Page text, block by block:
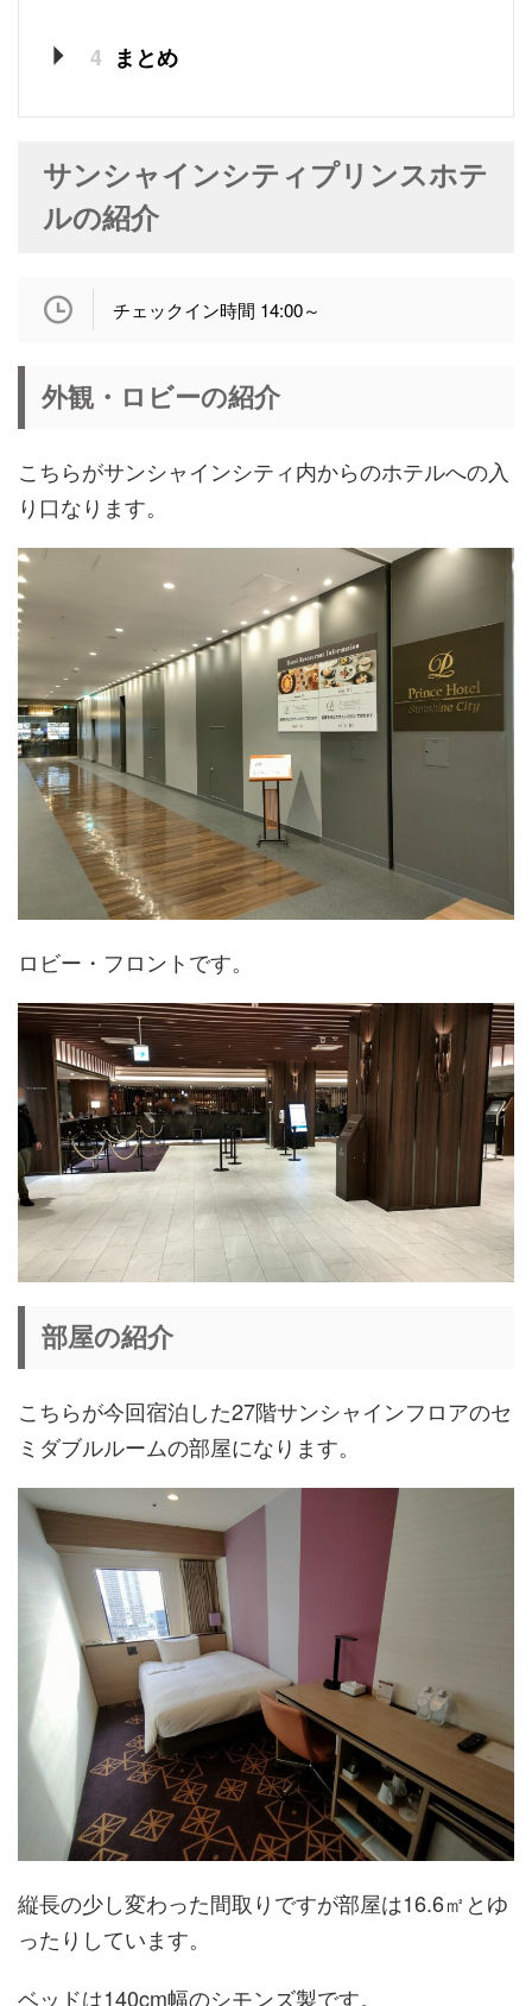
4 まとめ
サンシャインシティプリンスホテ
ルの紹介
チェックイン時間 14:00～
外観・ロビーの紹介
こちらがサンシャインシティ内からのホテルへの入
り口なります。
ロビー・フロントです。
部屋の紹介
こちらが今回宿泊した27階サンシャインフロアのセ
ミダブルルームの部屋になります。
縦長の少し変わった間取りですが部屋は16.6㎡とゆ
ったりしています。
ベッドは140cm幅のシモンズ製です。